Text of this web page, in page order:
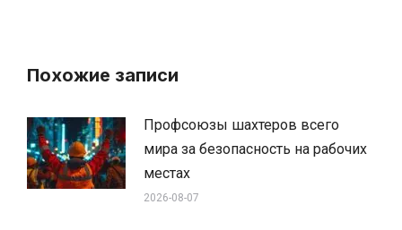
Похожие записи
Профсоюзы шахтеров всего
мира за безопасность на рабочих
местах
2026-08-07